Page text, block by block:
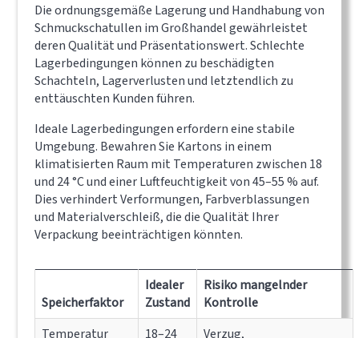
Die ordnungsgemäße Lagerung und Handhabung von
Schmuckschatullen im Großhandel gewährleistet
deren Qualität und Präsentationswert. Schlechte
Lagerbedingungen können zu beschädigten
Schachteln, Lagerverlusten und letztendlich zu
enttäuschten Kunden führen.
Ideale Lagerbedingungen erfordern eine stabile
Umgebung. Bewahren Sie Kartons in einem
klimatisierten Raum mit Temperaturen zwischen 18
und 24 °C und einer Luftfeuchtigkeit von 45–55 % auf.
Dies verhindert Verformungen, Farbverblassungen
und Materialverschleiß, die die Qualität Ihrer
Verpackung beeinträchtigen könnten.
Speicherfaktor
Idealer
Zustand
Risiko mangelnder
Kontrolle
Temperatur
18–24
Verzug,